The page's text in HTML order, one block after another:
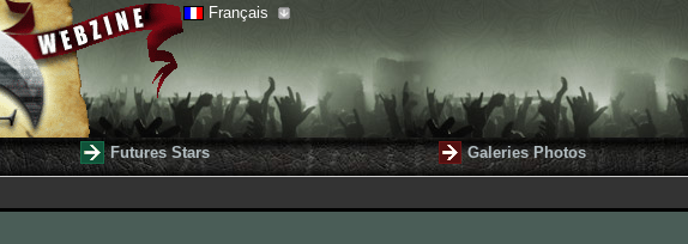
Français
Futures Stars Galeries Photos